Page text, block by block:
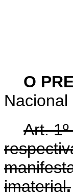
O
Art.
imaterial.